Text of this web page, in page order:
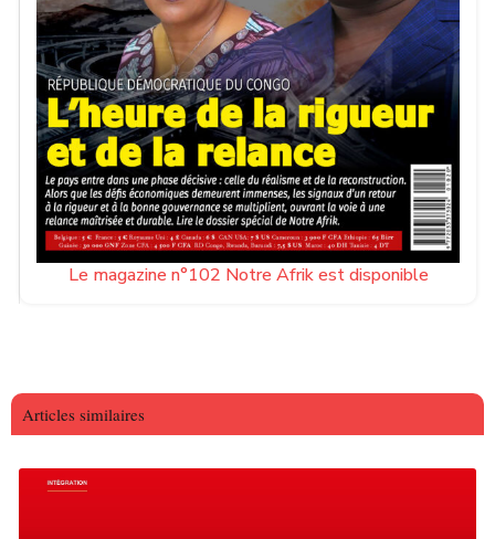
Le magazine n°102 Notre Afrik est disponible
Articles similaires